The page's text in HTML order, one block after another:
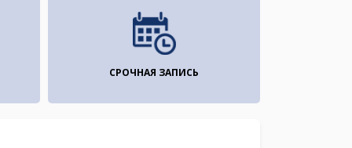
СРОЧНАЯ ЗАПИСЬ